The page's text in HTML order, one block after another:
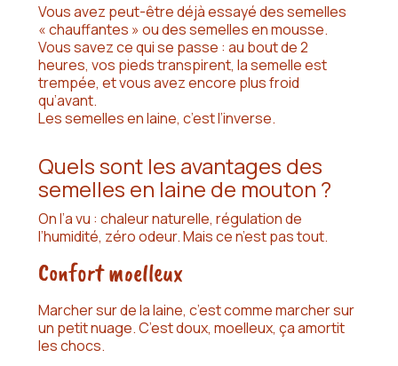
Vous avez peut-être déjà essayé des semelles
« chauffantes » ou des semelles en mousse.
Vous savez ce qui se passe : au bout de 2
heures, vos pieds transpirent, la semelle est
trempée, et vous avez encore plus froid
qu’avant.
Les semelles en laine, c’est l’inverse.
Quels sont les avantages des
semelles en laine de mouton ?
On l’a vu : chaleur naturelle, régulation de
l’humidité, zéro odeur. Mais ce n’est pas tout.
Confort moelleux
Marcher sur de la laine, c’est comme marcher sur
un petit nuage. C’est doux, moelleux, ça amortit
les chocs.